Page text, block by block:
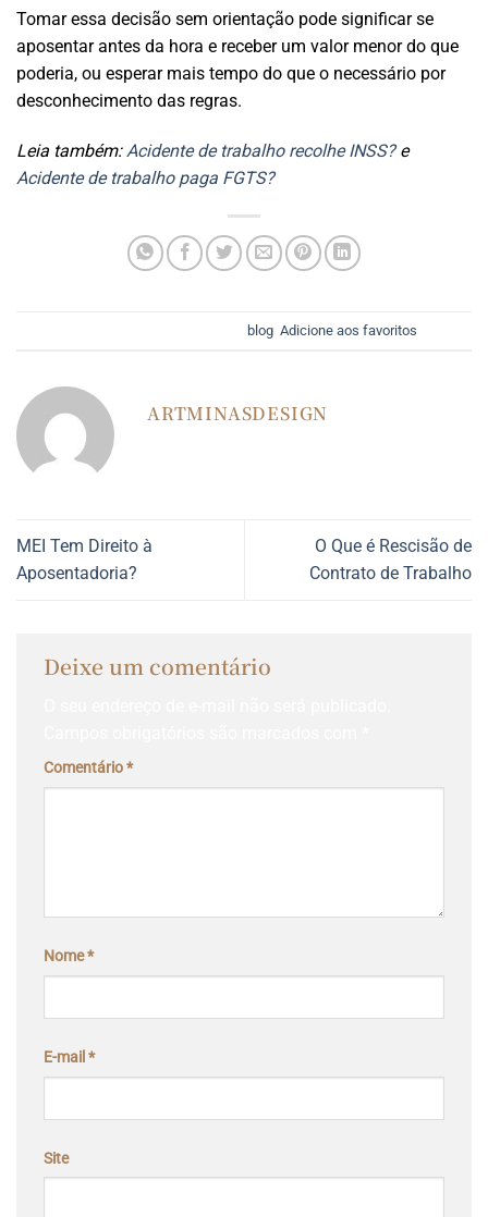
Tomar essa decisão sem orientação pode significar se
aposentar antes da hora e receber um valor menor do que
poderia, ou esperar mais tempo do que o necessário por
desconhecimento das regras.
Leia também:Acidente de trabalho recolhe INSS?e
Acidente de trabalho paga FGTS?
blog Adicione aos favoritos
ARTMINASDESIGN
MEI Tem Direito à
Aposentadoria?
O Que é Rescisão de
Contrato de Trabalho
Deixe um comentário
Comentário*
Nome*
E-mail *
Site